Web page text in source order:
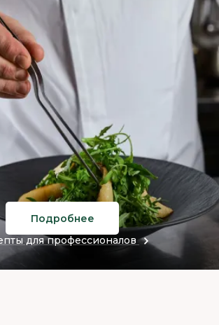
Подробнее
для профессионалов